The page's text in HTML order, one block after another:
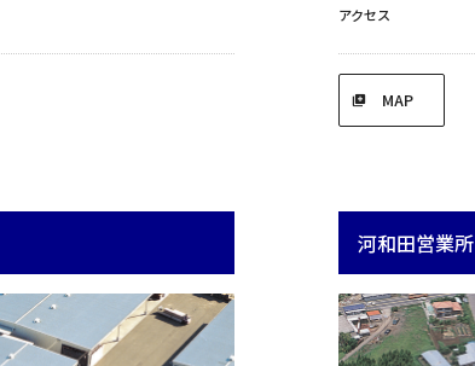
アクセス
MAP
河和田営業所